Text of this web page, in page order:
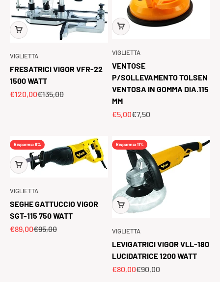
VIGLIETTA
FRESATRICI VIGOR VFR-22
1500 WATT
Prezzo scontato
€120,00Prezzo
€135,00
VIGLIETTA
VENTOSE
P/SOLLEVAMENTO TOLSEN
VENTOSA IN GOMMA DIA.115
MM
Prezzo scontato
€5,00Prezzo
€7,50
Risparmia 6%
VIGLIETTA
SEGHE GATTUCCIO VIGOR
SGT-115 750 WATT
Prezzo scontato
€89,00Prezzo
€95,00
Risparmia 11%
VIGLIETTA
LEVIGATRICI VIGOR VLL-180
LUCIDATRICE 1200 WATT
Prezzo scontato
€80,00Prezzo
€90,00